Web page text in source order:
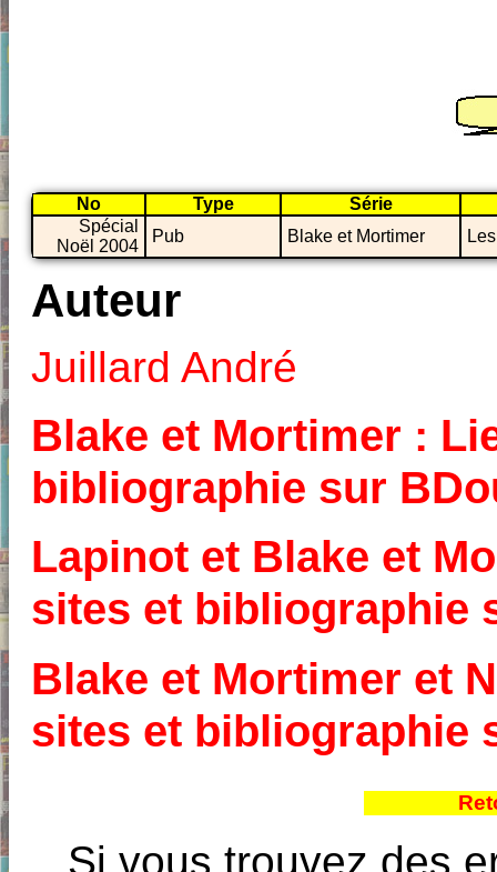
No Type
Série
Spécial
Noël 2004
Pub Blake et Mortimer
Auteur
Juillard André
Blake et Mortimer :
bibliographie sur
Lapinot et Blake et
sites et bibliographie
Blake et Mortimer et
sites et bibliographie
Si vous trouvez des